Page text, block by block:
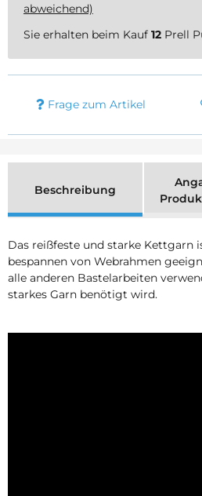
abweichend)
Sie erhalten beim Kauf 12 Prell
Frage zum Artikel
Beschreibung
Das reißfeste und starke Kettgarn
bespannen von Webrahmen
alle anderen Bastelarbeiten
starkes Garn benötigt wird.